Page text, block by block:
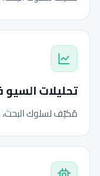
تحليلات
مُكيّف لسلوك البحث،